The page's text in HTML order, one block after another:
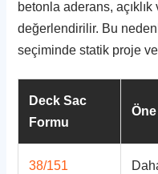
betonla aderans,
değerlendirilir. Bu
seçiminde statik proje
Deck Sac
Formu
38/151